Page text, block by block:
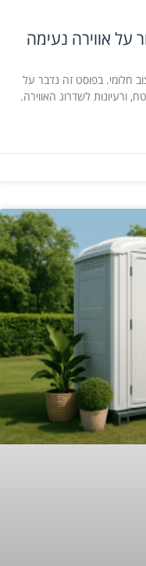
על אווירה נעימה
חלומי. בפוסט זה נדבר על
ורעיונות לשדרוג האווירה.